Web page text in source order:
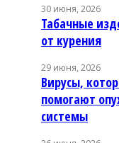
30 июня, 2026
Табачные
от курения
29 июня, 2026
Вирусы,
помогают
системы